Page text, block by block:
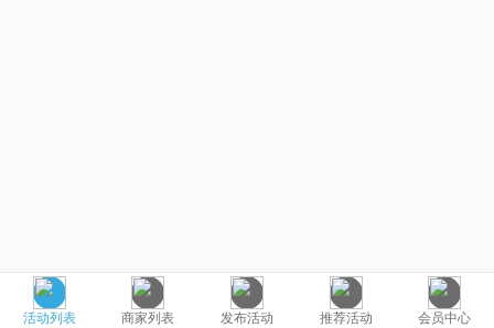
活动列表 商家列表 发布活动 推荐活动 会员中心